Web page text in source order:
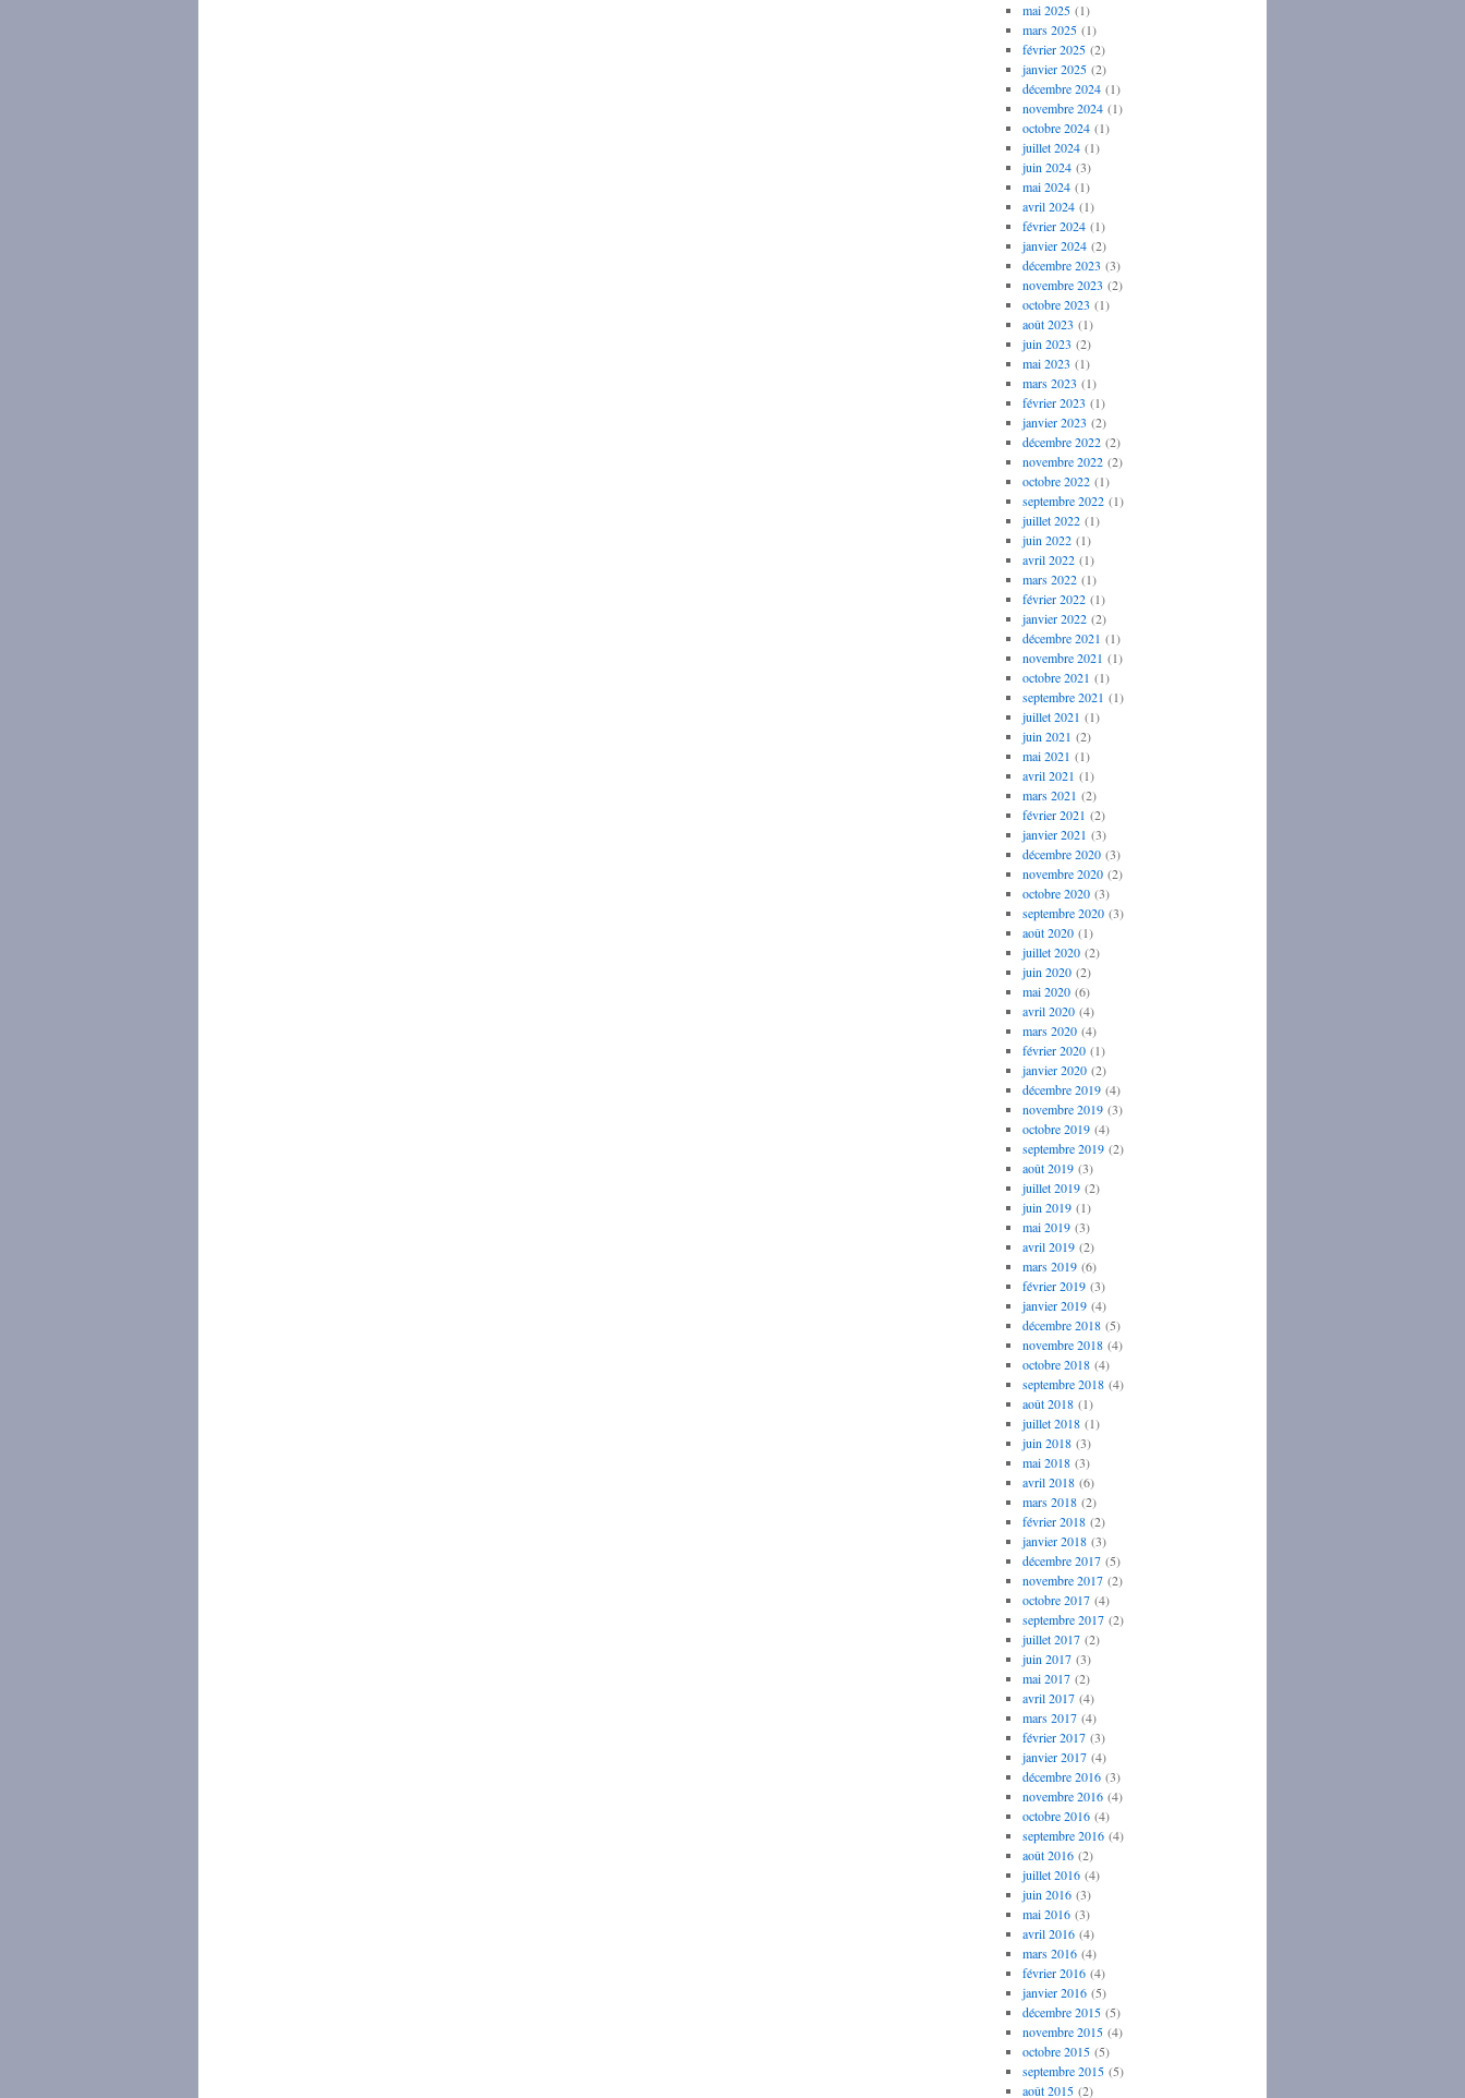
mai 2025(1)
mars 2025(1)
février 2025(2)
janvier 2025(2)
décembre 2024(1)
novembre 2024(1)
octobre 2024(1)
juillet 2024(1)
juin 2024(3)
mai 2024(1)
avril 2024(1)
février 2024(1)
janvier 2024(2)
décembre 2023 (3)
novembre 2023 (2)
octobre 2023 (1)
août 2023 (1)
juin 2023 (2)
mai 2023 (1)
mars 2023 (1)
février 2023 (1)
janvier 2023 (2)
décembre 2022(2)
novembre 2022(2)
octobre 2022(1)
septembre 2022(1)
juillet 2022(1)
juin 2022(1)
avril 2022(1)
mars 2022(1)
février 2022(1)
janvier 2022(2)
décembre 2021 (1)
novembre 2021 (1)
octobre 2021 (1)
septembre 2021 (1)
juillet 2021 (1)
juin 2021 (2)
mai 2021 (1)
avril 2021 (1)
mars 2021 (2)
février 2021 (2)
janvier 2021 (3)
décembre 2020(3)
novembre 2020(2)
octobre 2020(3)
septembre 2020(3)
août 2020(1)
juillet 2020(2)
juin 2020(2)
mai 2020(6)
avril 2020(4)
mars 2020(4)
février 2020(1)
janvier 2020(2)
décembre 2019(4)
novembre 2019(3)
octobre 2019(4)
septembre 2019(2)
août 2019(3)
juillet 2019(2)
juin 2019(1)
mai 2019(3)
avril 2019(2)
mars 2019(6)
février 2019(3)
janvier 2019(4)
décembre 2018(5)
novembre 2018(4)
octobre 2018(4)
septembre 2018(4)
août 2018(1)
juillet 2018(1)
juin 2018(3)
mai 2018(3)
avril 2018(6)
mars 2018(2)
février 2018(2)
janvier 2018(3)
décembre 2017(5)
novembre 2017(2)
octobre 2017(4)
septembre 2017(2)
juillet 2017(2)
juin 2017(3)
mai 2017(2)
avril 2017(4)
mars 2017(4)
février 2017(3)
janvier 2017(4)
décembre 2016(3)
novembre 2016(4)
octobre 2016(4)
septembre 2016(4)
août 2016(2)
juillet 2016(4)
juin 2016(3)
mai 2016(3)
avril 2016(4)
mars 2016(4)
février 2016(4)
janvier 2016(5)
décembre 2015(5)
novembre 2015(4)
octobre 2015(5)
septembre 2015(5)
août 2015(2)